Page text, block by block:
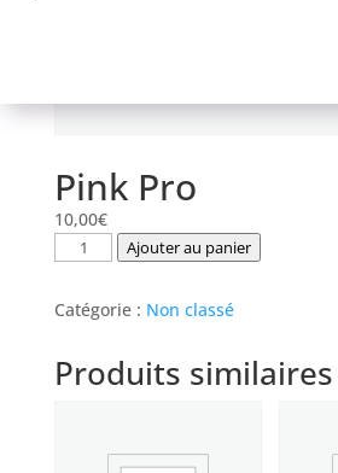
Pink Pro
10,00€
quantité
Pink
Ajouter au panier
Catégorie : Non classé
Produits similaires